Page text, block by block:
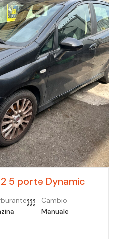
5 porte Dynamic
Cambio
Manuale